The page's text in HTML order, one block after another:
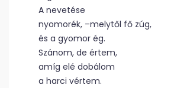
A nevetése
nyomorék, –melytől fő zúg,
és a gyomor ég.
Szánom, de értem,
amíg elé dobálom
a harci vértem.